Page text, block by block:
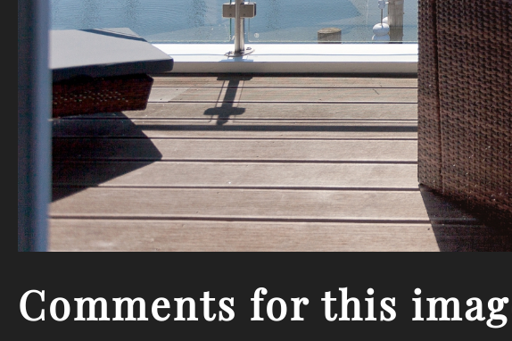
Comments for this